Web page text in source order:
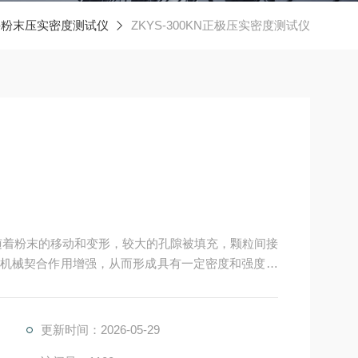
末压实密度测试仪 ZKYS-300KN正极压实密度测试仪
粉末的移动和变形，较大的孔隙被填充，颗粒间接
械契合作用增强，从而形成具有一定密度和强度的
更新时间：2026-05-29